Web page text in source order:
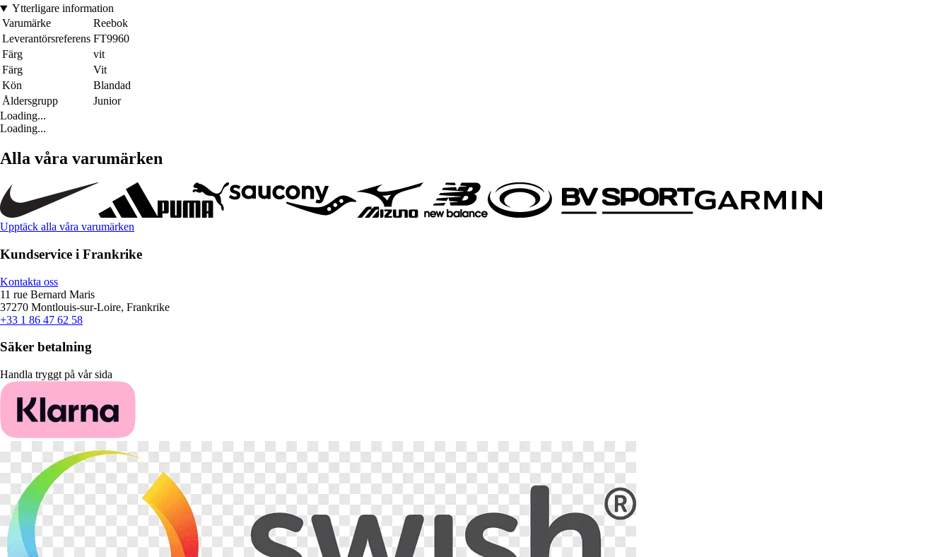
Ytterligare information
Varumärke
Reebok
Leverantörsreferens FT9960
Färg
vit
Färg
Vit
Kön
Blandad
Åldersgrupp
Junior
Loading...
Loading...
Alla våra varumärken
Upptäck alla våra varumärken
Kundservice i Frankrike
Kontakta oss
11 rue Bernard Maris
37270 Montlouis-sur-Loire, Frankrike
+33 1 86 47 62 58
Säker betalning
Handla tryggt på vår sida